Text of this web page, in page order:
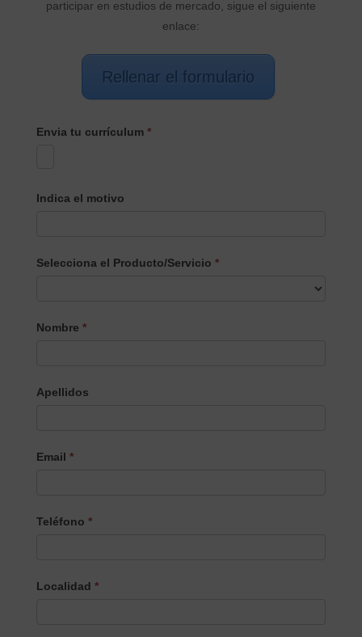
participar en estudios de mercado, sigue el siguiente
enlace:
Rellenar el formulario
Envia tu currículum *
Indica el motivo
Selecciona el Producto/Servicio *
el
Nombre *
Apellidos
Email *
Teléfono *
Localidad *